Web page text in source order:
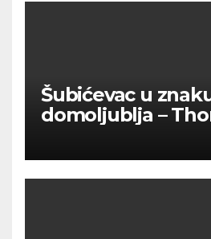
Šubićevac u
domoljublja –